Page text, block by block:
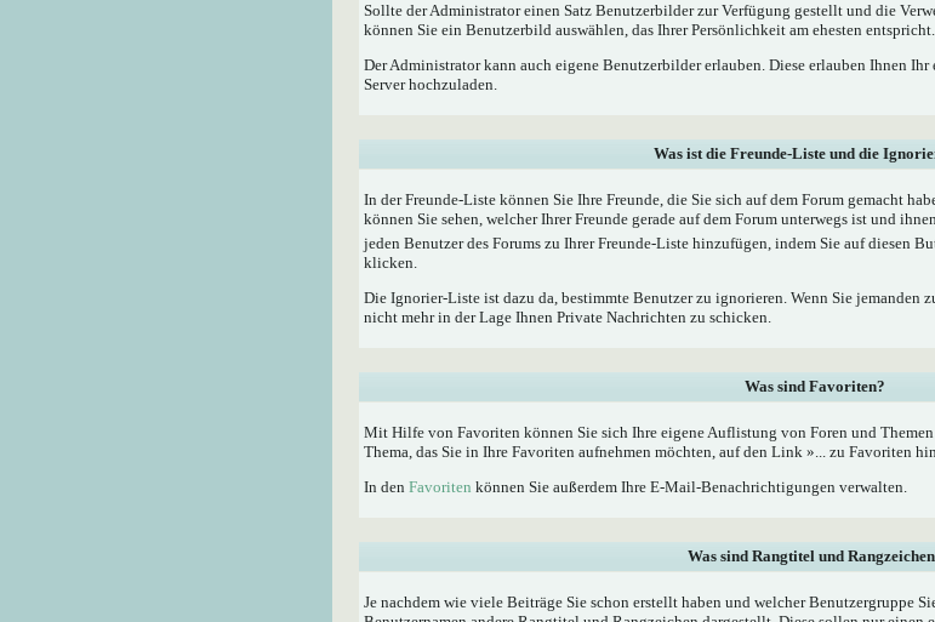
Sollte der Administrator einen Satz Benutzerbilder zur Verfügung gestellt und die
können Sie ein Benutzerbild auswählen, das Ihrer Persönlichkeit am ehesten entspricht.
Der Administrator kann auch eigene Benutzerbilder erlauben. Diese erlauben Ihnen
Server hochzuladen.
Was ist die Freunde-Liste und die
In der Freunde-Liste können Sie Ihre Freunde, die Sie sich auf dem Forum gemacht
können Sie sehen, welcher Ihrer Freunde gerade auf dem Forum unterwegs ist und
jeden Benutzer des Forums zu Ihrer Freunde-Liste hinzufügen, indem Sie auf diesen
klicken.
Die Ignorier-Liste ist dazu da, bestimmte Benutzer zu ignorieren. Wenn Sie jemanden
nicht mehr in der Lage Ihnen Private Nachrichten zu schicken.
Was sind Favoriten?
Mit Hilfe von Favoriten können Sie sich Ihre eigene Auflistung von Foren und
Thema, das Sie in Ihre Favoriten aufnehmen möchten, auf den Link »... zu Favoriten
In den Favoriten können Sie außerdem Ihre E-Mail-Benachrichtigungen verwalten.
Was sind Rangtitel und
Je nachdem wie viele Beiträge Sie schon erstellt haben und welcher Benutzergruppe